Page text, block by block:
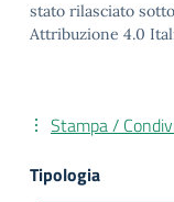
stato rilasciato
Attribuzione 4.0
Stampa /
Tipologia